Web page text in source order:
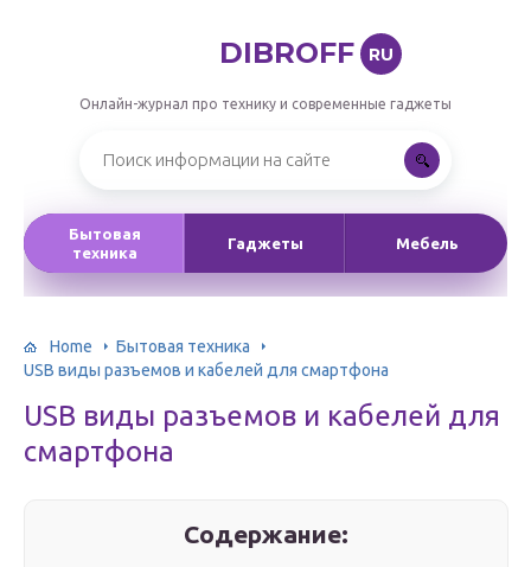
DIBROFF RU
Онлайн-журнал про технику и современные гаджеты
Бытовая
техника
Гаджеты Мебель
Home
Бытовая техника
USB виды разъемов и кабелей для смартфона
USB виды разъемов и кабелей для
смартфона
Содержание: